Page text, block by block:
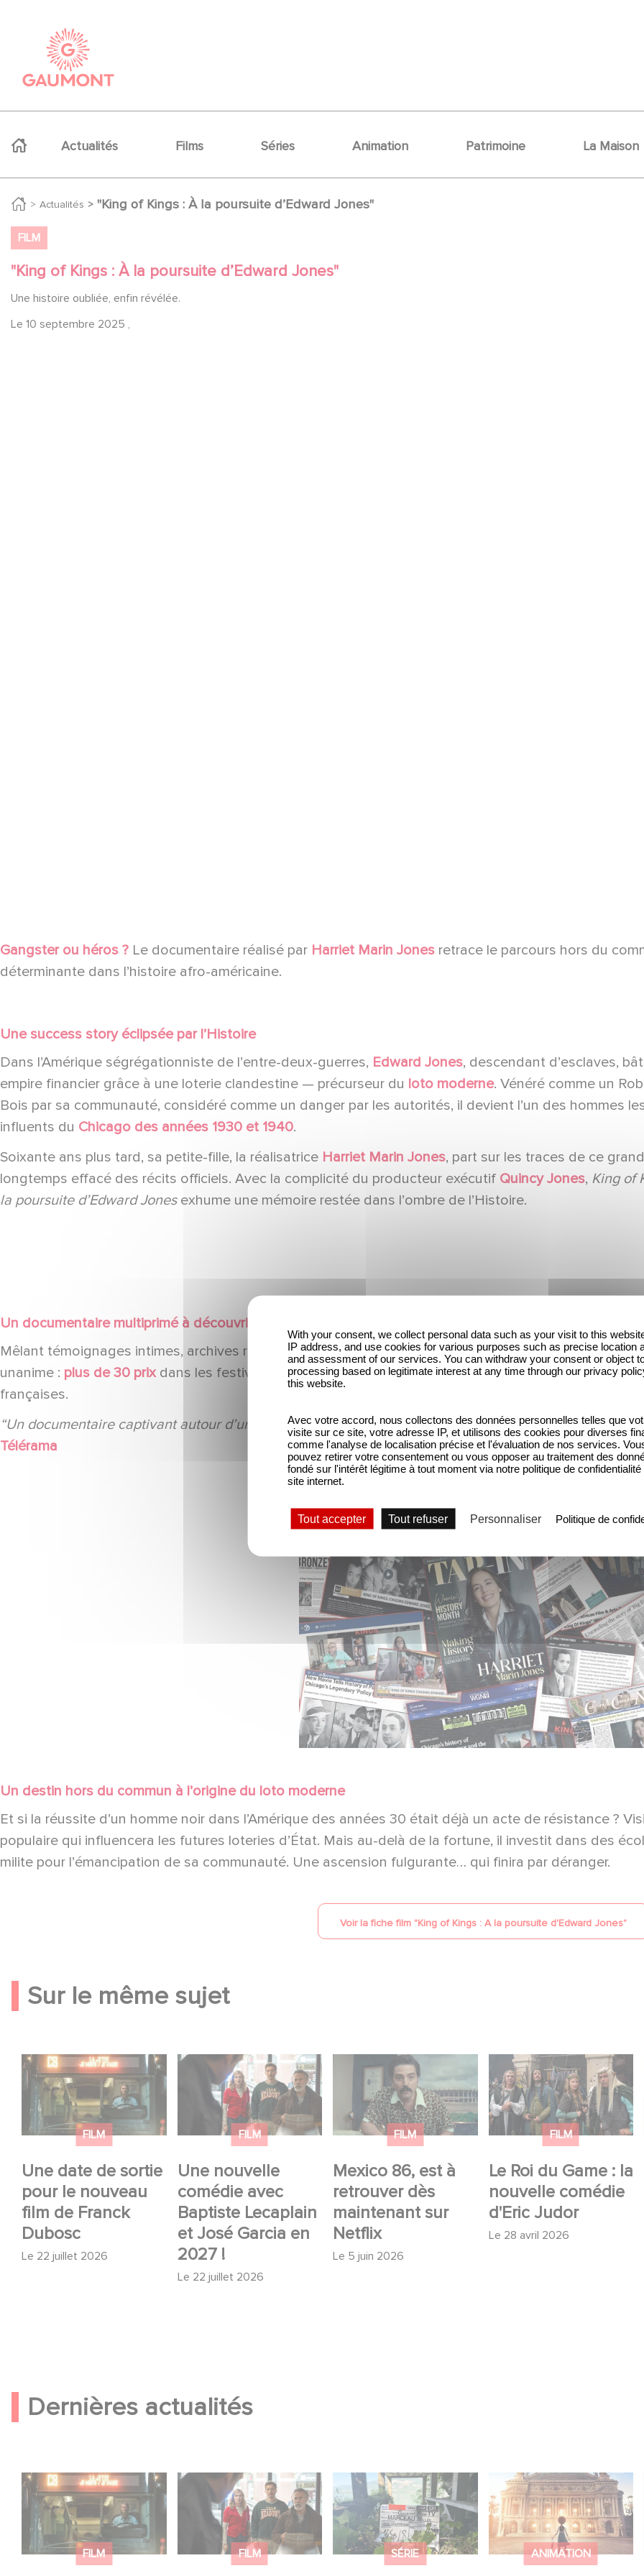
Actualités Films Séries Animation Patrimoine La Maison
Actualités "King of Kings : À la poursuite d’Edward Jones"
FILM
"King of Kings : À la poursuite d’Edward Jones"
Une histoire oubliée, enfin révélée.
Le 10 septembre 2025 ,
Gangster ou héros ? Le documentaire réalisé par Harriet Marin Jones retrace le parcours hors du
déterminante dans l’histoire afro-américaine.
Une success story éclipsée par l’Histoire
Dans l’Amérique ségrégationniste de l’entre-deux-guerres, Edward Jones, descendant d’esclaves,
empire financier grâce à une loterie clandestine — précurseur du loto moderne. Vénéré comme un
Bois par sa communauté, considéré comme un danger par les autorités, il devient l’un des hommes
influents du Chicago des années 1930 et 1940.
Soixante ans plus tard, sa petite-fille, la réalisatrice Harriet Marin Jones, part sur les traces de ce
longtemps effacé des récits officiels. Avec la complicité du producteur exécutif Quincy Jones, King of
la poursuite d’Edward Jonesexhume une mémoire restée dans l’ombre de l’Histoire.
Un documentaire multiprimé à découvrir en salles
Mêlant témoignages intimes, archives rares et narration engagée, le film bénéficie d’unebande
unanime : plus de 30 prixdans les festivals internationaux, des"standing ovations"à travers le
françaises.
“Un documentaire captivant autour d’une figure oubliée de l’histoire des États-Unis, à l’origine d’un
Télérama
Un destin hors du commun à l’origine du loto moderne
Et si la réussite d’un homme noir dans l’Amérique des années 30 était déjà un acte de résistance ?
populaire qui influencera les futures loteries d’État. Mais au-delà de la fortune, il investit dans des
milite pour l’émancipation de sa communauté. Une ascension fulgurante… qui finira par déranger.
Voir la fiche film "King of Kings : A la poursuite d'Edward Jones"
Sur le même sujet
FILM
Une date de sortie
pour le nouveau
film de Franck
Dubosc
Le 22 juillet 2026
Une date de sortie
pour le nouveau film
de Franck Dubosc
FILM
Une nouvelle
comédie avec
Baptiste Lecaplain
et José Garcia en
2027 !
Le 22 juillet 2026
Une nouvelle comédie
avec Baptiste
Lecaplain et José
Garcia en 2027 !
FILM
Mexico 86, est à
retrouver dès
maintenant sur
Netflix
Le 5 juin 2026
Mexico 86, est à
retrouver dès
maintenant sur Netflix
FILM
Le Roi du Game : la
nouvelle comédie
d'Eric Judor
Le 28 avril 2026
Le Roi du Game : la
nouvelle comédie
d'Eric Judor
Dernières actualités
FILM
Une date de sortie
pour le nouveau film
de Franck Dubosc
FILM
Une nouvelle comédie
avec Baptiste
Lecaplain et José
Garcia en 2027 !
SÉRIE
Le tournage de la
mini-série Le Roman
de Marceau Miller a
débuté
ANIMATION
Gaumont et Good
Hero annoncent la
suite de Ballerina
With your consent, we collect personal data such as your visit to this
IP address, and use cookies for various purposes such as precise location
and assessment of our services. You can withdraw your consent or object
processing based on legitimate interest at any time through our privacy
this website.
Avec votre accord, nous collectons des données personnelles telles que
visite sur ce site, votre adresse IP, et utilisons des cookies pour diverses
comme l'analyse de localisation précise et l'évaluation de nos services.
pouvez retirer votre consentement ou vous opposer au traitement des
fondé sur l'intérêt légitime à tout moment via notre politique de
site internet.
Tout accepter Tout refuser Personnaliser Politique de